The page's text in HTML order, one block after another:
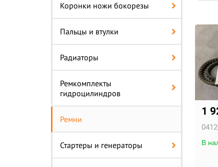
Коронки ножи бокорезы
Пальцы и втулки
Радиаторы
Ремкомплекты
гидроцилиндров
Ремни
Стартеры и генераторы
1
В